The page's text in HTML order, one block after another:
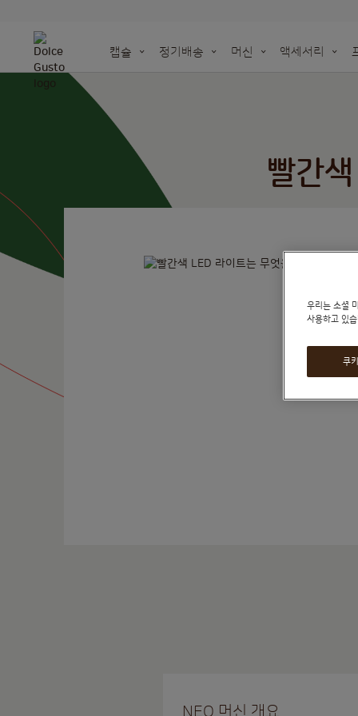
캡슐 정기배송 머신 액세서리
액세서리 전체 보기
지속 가능성을 위한 우리의 노력
더 깊어진 NEW 돌체구스토 아메리카노
빨간
NEO 머신 개요
우리는 소셜
사용하고 있
쿠